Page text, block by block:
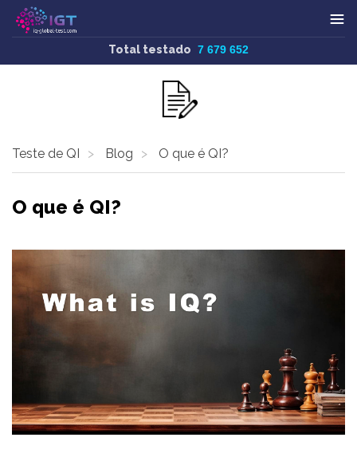
Total testado 7 679 652
Teste de QI Blog O que é QI?
O que é QI?